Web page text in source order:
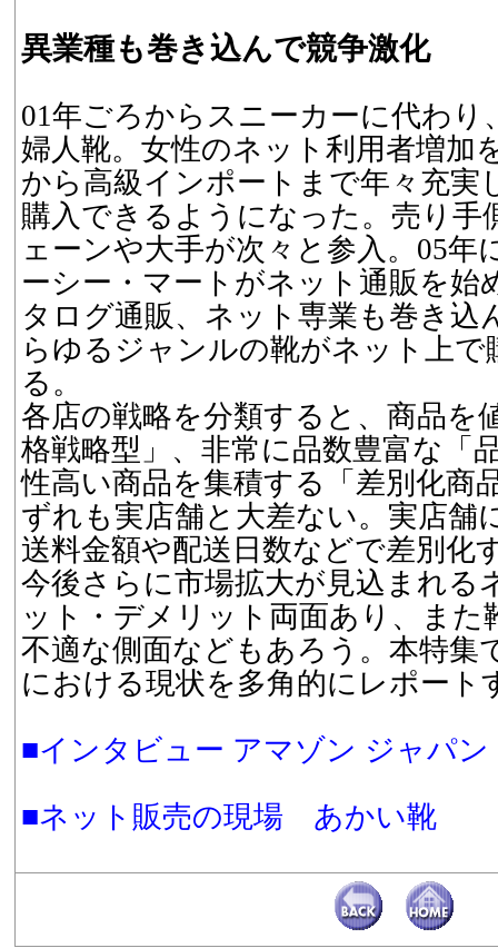
異業種も巻き込んで競争激化
01年ごろからスニーカーに代わり
婦人靴。女性のネット利用者増加
から高級インポートまで年々充実
購入できるようになった。売り手
ェーンや大手が次々と参入。05年
ーシー・マートがネット通販を始
タログ通販、ネット専業も巻き込
らゆるジャンルの靴がネット上
る。
各店の戦略を分類すると、商品を
格戦略型」、非常に品数豊富な「
性高い商品を集積する「差別化商
ずれも実店舗と大差ない。実店舗
送料金額や配送日数などで差別化
今後さらに市場拡大が見込まれる
ット・デメリット両面あり、また
不適な側面などもあろう。本特集
における現状を多角的にレポート
■インタビュー アマゾン ジャパン
■ネット販売の現場 あかい靴